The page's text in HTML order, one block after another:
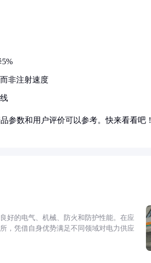
非注射速度
参数和用户评价可以参考。快来看看吧！
好的电气、机械、防火和防护性能。在应
，凭借自身优势满足不同领域对电力供应